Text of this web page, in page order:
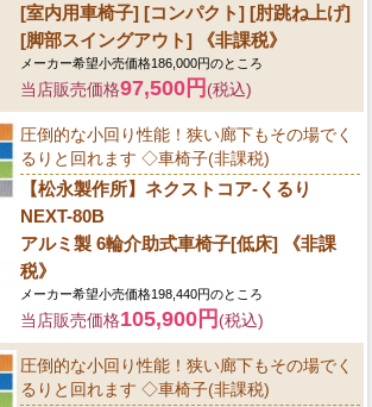
[室内用車椅子] [コンパクト] [肘跳ね上げ]
[脚部スイングアウト] 《非課税》
メーカー希望小売価格186,000円のところ
当店販売価格97,500円 (税込)
圧倒的な小回り性能！狭い廊下もその場でく
るりと回れます ◇車椅子(非課税)
【松永製作所】ネクストコア-くるり
NEXT-80B
アルミ製 6輪介助式車椅子[低床] 《非課
税》
メーカー希望小売価格198,440円のところ
当店販売価格105,900円 (税込)
圧倒的な小回り性能！狭い廊下もその場でく
るりと回れます ◇車椅子(非課税)